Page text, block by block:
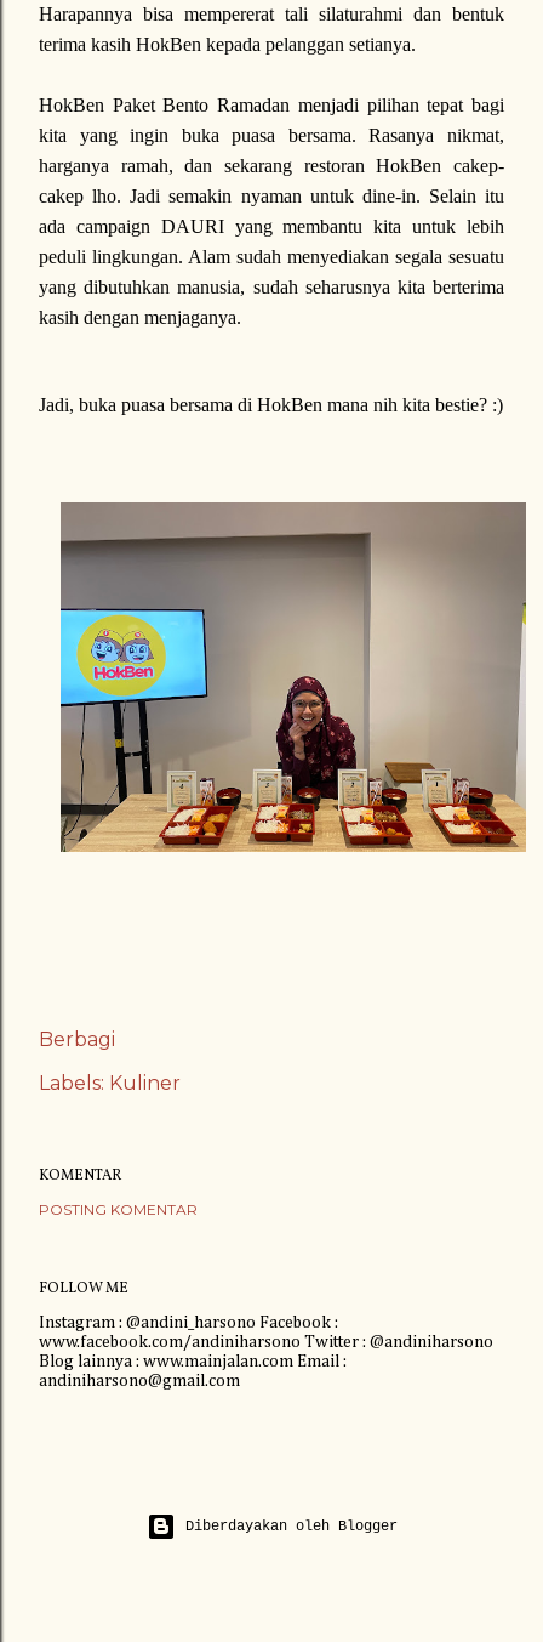
Harapannya bisa mempererat tali silaturahmi dan bentuk
terima kasih HokBen kepada pelanggan setianya.
HokBen Paket Bento Ramadan menjadi pilihan tepat bagi
kita yang ingin buka puasa bersama. Rasanya nikmat,
harganya ramah, dan sekarang restoran HokBen cakep-
cakep lho. Jadi semakin nyaman untuk dine-in. Selain itu
ada campaign DAURI yang membantu kita untuk lebih
peduli lingkungan. Alam sudah menyediakan segala sesuatu
yang dibutuhkan manusia, sudah seharusnya kita berterima
kasih dengan menjaganya.
Jadi, buka puasa bersama di HokBen mana nih kita bestie? :)
Berbagi
Labels: Kuliner
KOMENTAR
POSTING KOMENTAR
FOLLOW ME
Instagram : @andini_harsono Facebook :
www.facebook.com/andiniharsono Twitter : @andiniharsono
Blog lainnya : www.mainjalan.com Email :
andiniharsono@gmail.com
Diberdayakan oleh Blogger